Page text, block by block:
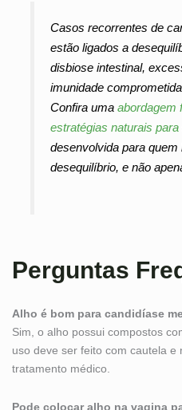
Casos recorrentes de
estão ligados a
disbiose intestinal,
imunidade
Confira umaabordagem
estratégias naturais
desenvolvida para
desequilíbrio, e não
Perguntas
Alho é bom para candidíase
Sim, o alho possui compostos
uso deve ser feito com cautela e
tratamento médico.
Pode colocar alho na vagina